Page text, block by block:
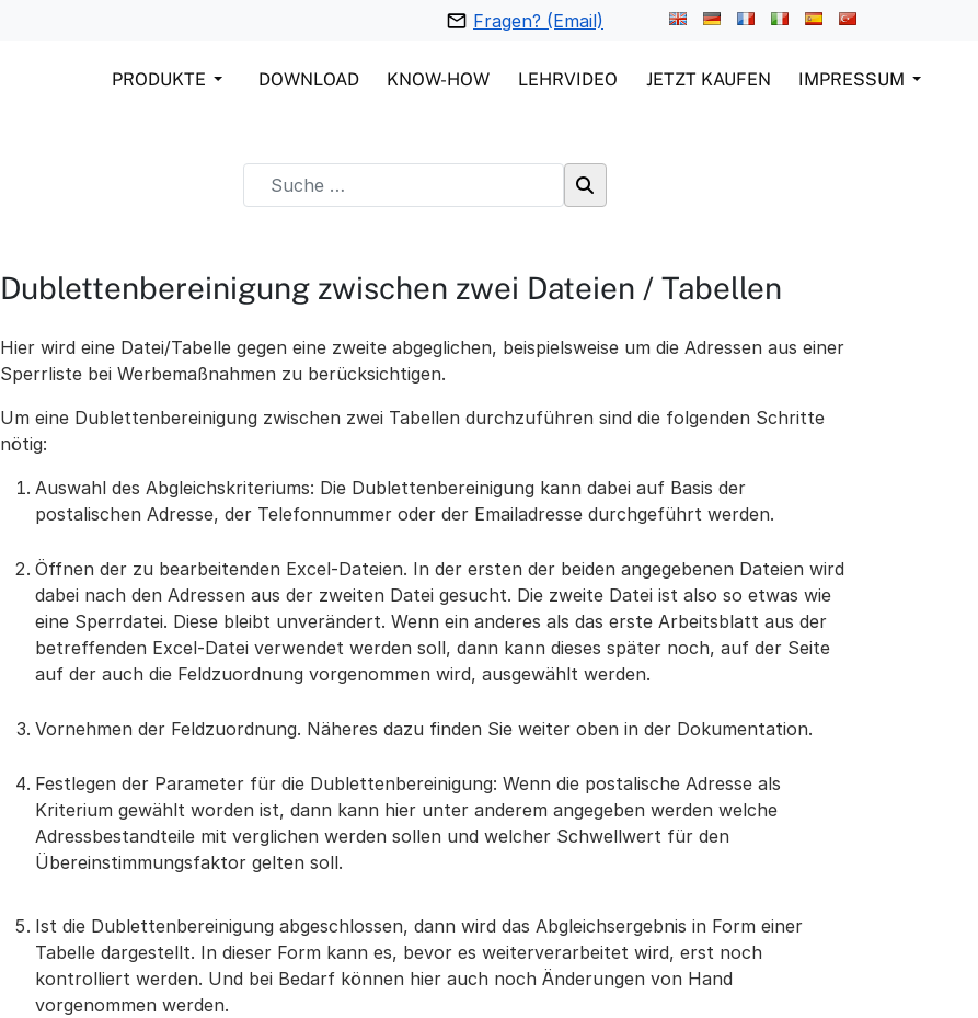
Fragen? (Email)
PRODUKTE DOWNLOAD KNOW-HOW LEHRVIDEO JETZT KAUFEN IMPRESSUM
Dublettenbereinigung zwischen zwei Dateien / Tabellen
Hier wird eine Datei/Tabelle gegen eine zweite abgeglichen, beispielsweise um die Adressen aus einer
Sperrliste bei Werbemaßnahmen zu berücksichtigen.
Um eine Dublettenbereinigung zwischen zwei Tabellen durchzuführen sind die folgenden Schritte
nötig:
Auswahl des Abgleichskriteriums: Die Dublettenbereinigung kann dabei auf Basis der
postalischen Adresse, der Telefonnummer oder der Emailadresse durchgeführt werden.
Öffnen der zu bearbeitenden Excel-Dateien. In der ersten der beiden angegebenen Dateien wird
dabei nach den Adressen aus der zweiten Datei gesucht. Die zweite Datei ist also so etwas wie
eine Sperrdatei. Diese bleibt unverändert. Wenn ein anderes als das erste Arbeitsblatt aus der
betreffenden Excel-Datei verwendet werden soll, dann kann dieses später noch, auf der Seite
auf der auch die Feldzuordnung vorgenommen wird, ausgewählt werden.
Vornehmen der Feldzuordnung. Näheres dazu finden Sie weiter oben in der Dokumentation.
Festlegen der Parameter für die Dublettenbereinigung: Wenn die postalische Adresse als
Kriterium gewählt worden ist, dann kann hier unter anderem angegeben werden welche
Adressbestandteile mit verglichen werden sollen und welcher Schwellwert für den
Übereinstimmungsfaktor gelten soll.
Ist die Dublettenbereinigung abgeschlossen, dann wird das Abgleichsergebnis in Form einer
Tabelle dargestellt. In dieser Form kann es, bevor es weiterverarbeitet wird, erst noch
kontrolliert werden. Und bei Bedarf können hier auch noch Änderungen von Hand
vorgenommen werden.